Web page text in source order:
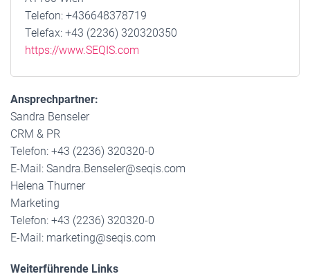
Telefon: +436648378719
Telefax: +43 (2236) 320320350
https://www.SEQIS.com
Ansprechpartner:
Sandra Benseler
CRM & PR
Telefon: +43 (2236) 320320-0
E-Mail: Sandra.Benseler@seqis.com
Helena Thurner
Marketing
Telefon: +43 (2236) 320320-0
E-Mail: marketing@seqis.com
Weiterführende Links